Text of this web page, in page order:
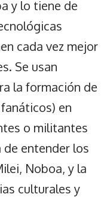
y lo tiene de
cada vez mejor
Se usan
la formación de
en
o militantes
de entender los
Noboa, y la
culturales y